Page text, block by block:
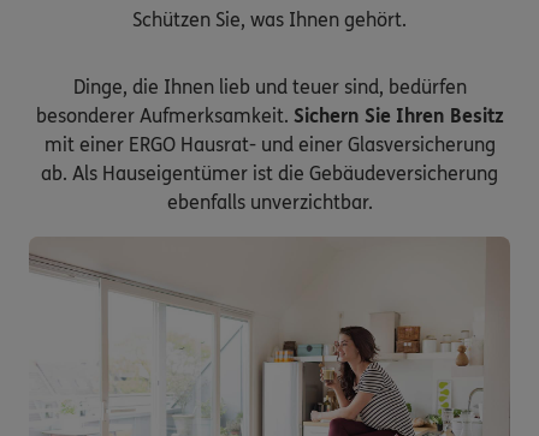
Schützen Sie, was Ihnen gehört.
Dinge, die Ihnen lieb und teuer sind, bedürfen
besonderer Aufmerksamkeit. Sichern Sie Ihren Besitz
mit einer ERGO Hausrat- und einer Glasversicherung
ab. Als Hauseigentümer ist die Gebäudeversicherung
ebenfalls unverzichtbar.